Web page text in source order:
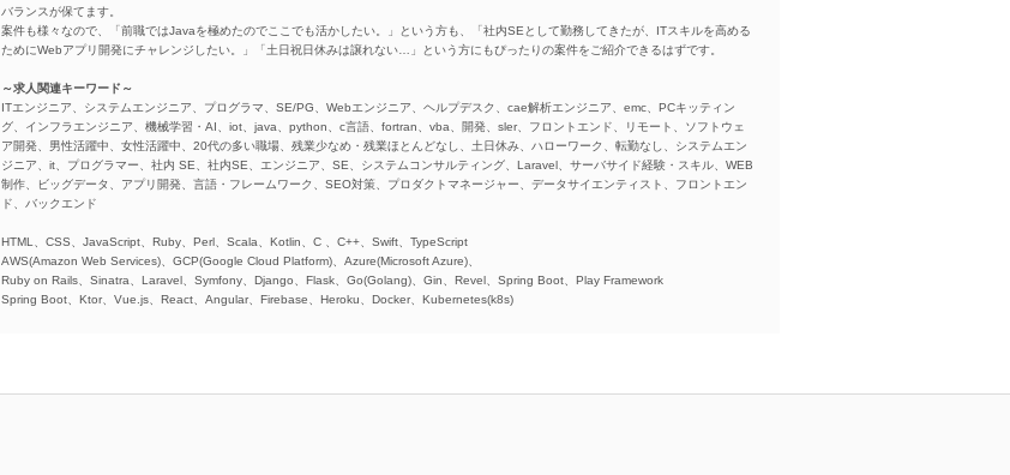
バランスが保てます。
案件も様々なので、「前職ではJavaを極めたのでここでも活かしたい。」という方も、「社内SEとして勤務してきたが、ITスキルを高める
ためにWebアプリ開発にチャレンジしたい。」「土日祝日休みは譲れない…」という方にもぴったりの案件をご紹介できるはずです。
～求人関連キーワード～
ITエンジニア、システムエンジニア、プログラマ、SE/PG、Webエンジニア、ヘルプデスク、cae解析エンジニア、emc、PCキッティン
グ、インフラエンジニア、機械学習・AI、iot、java、python、c言語、fortran、vba、開発、sler、フロントエンド、リモート、ソフトウェ
ア開発、男性活躍中、女性活躍中、20代の多い職場、残業少なめ・残業ほとんどなし、土日休み、ハローワーク、転勤なし、システムエン
ジニア、it、プログラマー、社内 SE、社内SE、エンジニア、SE、システムコンサルティング、Laravel、サーバサイド経験・スキル、WEB
制作、ビッグデータ、アプリ開発、言語・フレームワーク、SEO対策、プロダクトマネージャー、データサイエンティスト、フロントエン
ド、バックエンド
HTML、CSS、JavaScript、Ruby、Perl、Scala、Kotlin、C 、C++、Swift、TypeScript
AWS(Amazon Web Services)、GCP(Google Cloud Platform)、Azure(Microsoft Azure)、
Ruby on Rails、Sinatra、Laravel、Symfony、Django、Flask、Go(Golang)、Gin、Revel、Spring Boot、Play Framework
Spring Boot、Ktor、Vue.js、React、Angular、Firebase、Heroku、Docker、Kubernetes(k8s)